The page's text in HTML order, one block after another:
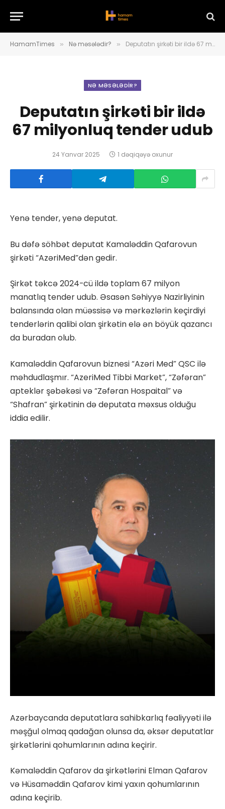
HamamTimes » Nə məsələdir? » Deputatın şirkəti bir ildə 67 milyonluq tender udub
NƏ MƏSƏLƏDIR?
Deputatın şirkəti bir ildə
67 milyonluq tender udub
24 Yanvar 2025 1 dəqiqəyə oxunur
Yenə tender, yenə deputat.
Bu dəfə söhbət deputat Kamaləddin Qafarovun
şirkəti “AzəriMed”dən gedir.
Şirkət təkcə 2024-cü ildə toplam 67 milyon
manatlıq tender udub. Əsasən Səhiyyə Nazirliyinin
balansında olan müəssisə və mərkəzlərin keçirdiyi
tenderlərin qalibi olan şirkətin elə ən böyük qazancı
da buradan olub.
Kamaləddin Qafarovun biznesi “Azəri Med” QSC ilə
məhdudlaşmır. “AzeriMed Tibbi Market”, “Zəfəran”
apteklər şəbəkəsi və “Zəfəran Hospaital” və
“Shafran” şirkətinin də deputata məxsus olduğu
iddia edilir.
Azərbaycanda deputatlara sahibkarlıq fəaliyyəti ilə
məşğul olmaq qadağan olunsa da, əksər deputatlar
şirkətlərini qohumlarının adına keçirir.
Kəmaləddin Qafarov da şirkətlərini Elman Qafarov
və Hüsaməddin Qafarov kimi yaxın qohumlarının
adına keçirib.